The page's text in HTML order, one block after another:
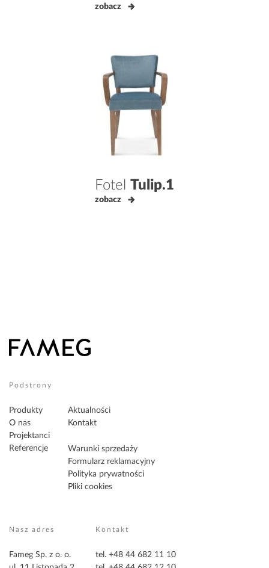
zobacz
Fotel Tulip.1
zobacz
Podstrony
Produkty
O nas
Projektanci
Referencje
Aktualności
Kontakt
Warunki sprzedaży
Formularz reklamacyjny
Polityka prywatności
Pliki cookies
Nasz adres
Fameg Sp. z o. o.
Kontakt
tel. +48 44 682 11 10